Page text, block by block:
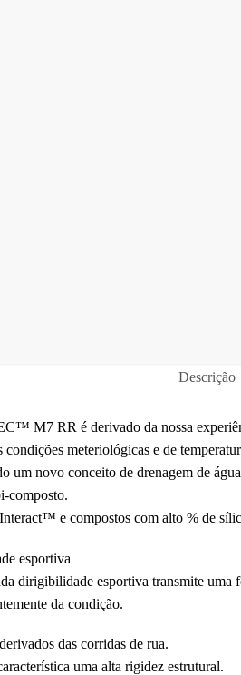
Descrição
M7 RR é derivado da nossa
condições meteriológicas e de
um novo conceito de drenagem de
composto.
e compostos com alto % de
esportiva
dirigibilidade esportiva transmite uma
da condição.
das corridas de rua.
uma alta rigidez estrutural.